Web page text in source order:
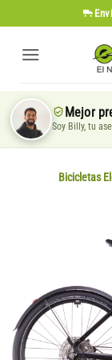
al
contenido
Mejor
Soy Billy, tu
Bicicletas